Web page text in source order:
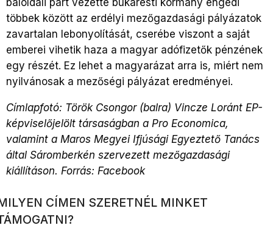
többek között az erdélyi mezőgazdasági pályázatok
zavartalan lebonyolítását, cserébe viszont a saját
emberei vihetik haza a magyar adófizetők pénzének
egy részét. Ez lehet a magyarázat arra is, miért nem
nyilvánosak a mezőségi pályázat eredményei.
Címlapfotó: Török Csongor (balra) Vincze Loránt EP-
képviselőjelölt társaságban a Pro Economica,
valamint a Maros Megyei Ifjúsági Egyeztető Tanács
által Sáromberkén szervezett mezőgazdasági
kiállításon. Forrás: Facebook
CÍMEN SZERETNÉL MINKET